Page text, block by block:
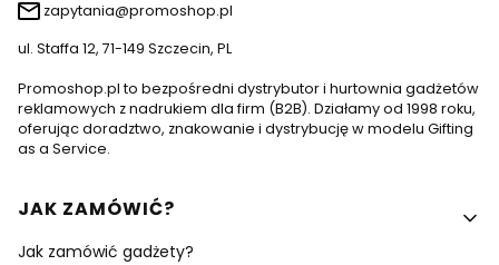
zapytania@promoshop.pl
ul. Staffa 12, 71-149 Szczecin, PL
Promoshop.pl to bezpośredni dystrybutor i hurtownia gadżetów
reklamowych z nadrukiem dla firm (B2B). Działamy od 1998 roku,
oferując doradztwo, znakowanie i dystrybucję w modelu Gifting
as a Service.
Linki w stopce
JAK ZAMÓWIĆ?
Jak zamówić gadżety?